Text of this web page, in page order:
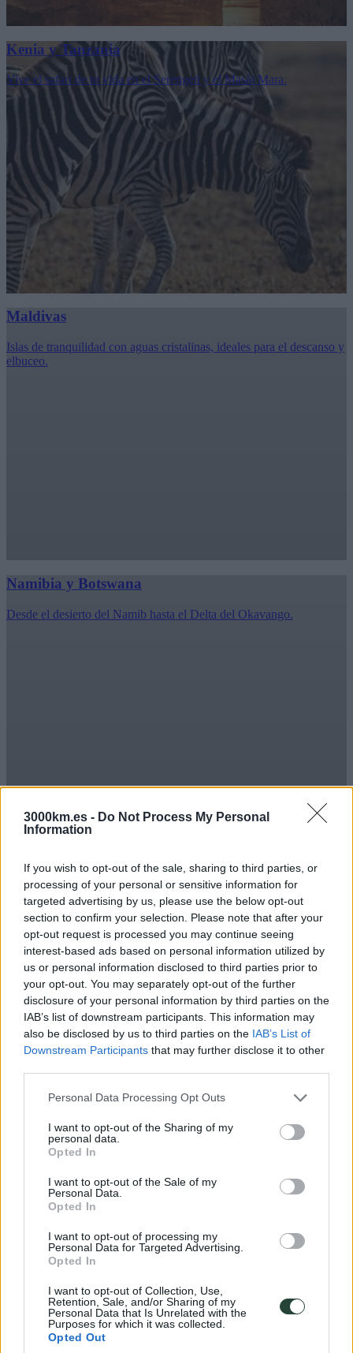
3000km.es - Do Not Process My Personal
Information
If you wish to opt-out of the sale, sharing to third parties, or
processing of your personal or sensitive information for
targeted advertising by us, please use the below opt-out
section to confirm your selection. Please note that after your
opt-out request is processed you may continue seeing
interest-based ads based on personal information utilized by
us or personal information disclosed to third parties prior to
your opt-out. You may separately opt-out of the further
disclosure of your personal information by third parties on the
IAB’s list of downstream participants. This information may
also be disclosed by us to third parties on the IAB’s List of
Downstream Participants that may further disclose it to other
Please note that this website/app uses one or more Google
not limited to your visit or usage behaviour. You may click to
grant or deny consent to Google and its third-party tags to
use your data for below specified purposes in below Google
consent section.
Personal Data Processing Opt Outs
I want to opt-out of the Sharing of my
personal data.
Opted In
I want to opt-out of the Sale of my
Personal Data.
Opted In
I want to opt-out of processing my
Personal Data for Targeted Advertising.
Opted In
I want to opt-out of Collection, Use,
Retention, Sale, and/or Sharing of my
Personal Data that Is Unrelated with the
Purposes for which it was collected.
Opted Out
Kenia y Tanzania
Vive el safari de tu vida en el Serengeti y el Masái Mara.
Maldivas
Islas de tranquilidad con aguas cristalinas, ideales para el descanso y
elbuceo.
Namibia y Botswana
Desde el desierto del Namib hasta el Delta del Okavango.
Si sueñas con recorrer playas de arena blanca, sumergirte en culturas
milenarias y descub...
Desde el Canal de Panamá y el Casco Viejo hasta selvas tropicales,
montañas y las islas ...